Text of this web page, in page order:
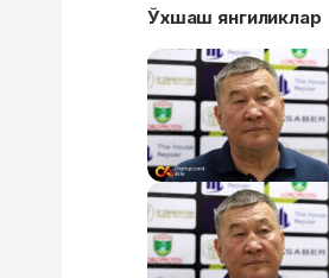
Ўхшаш янгиликлар